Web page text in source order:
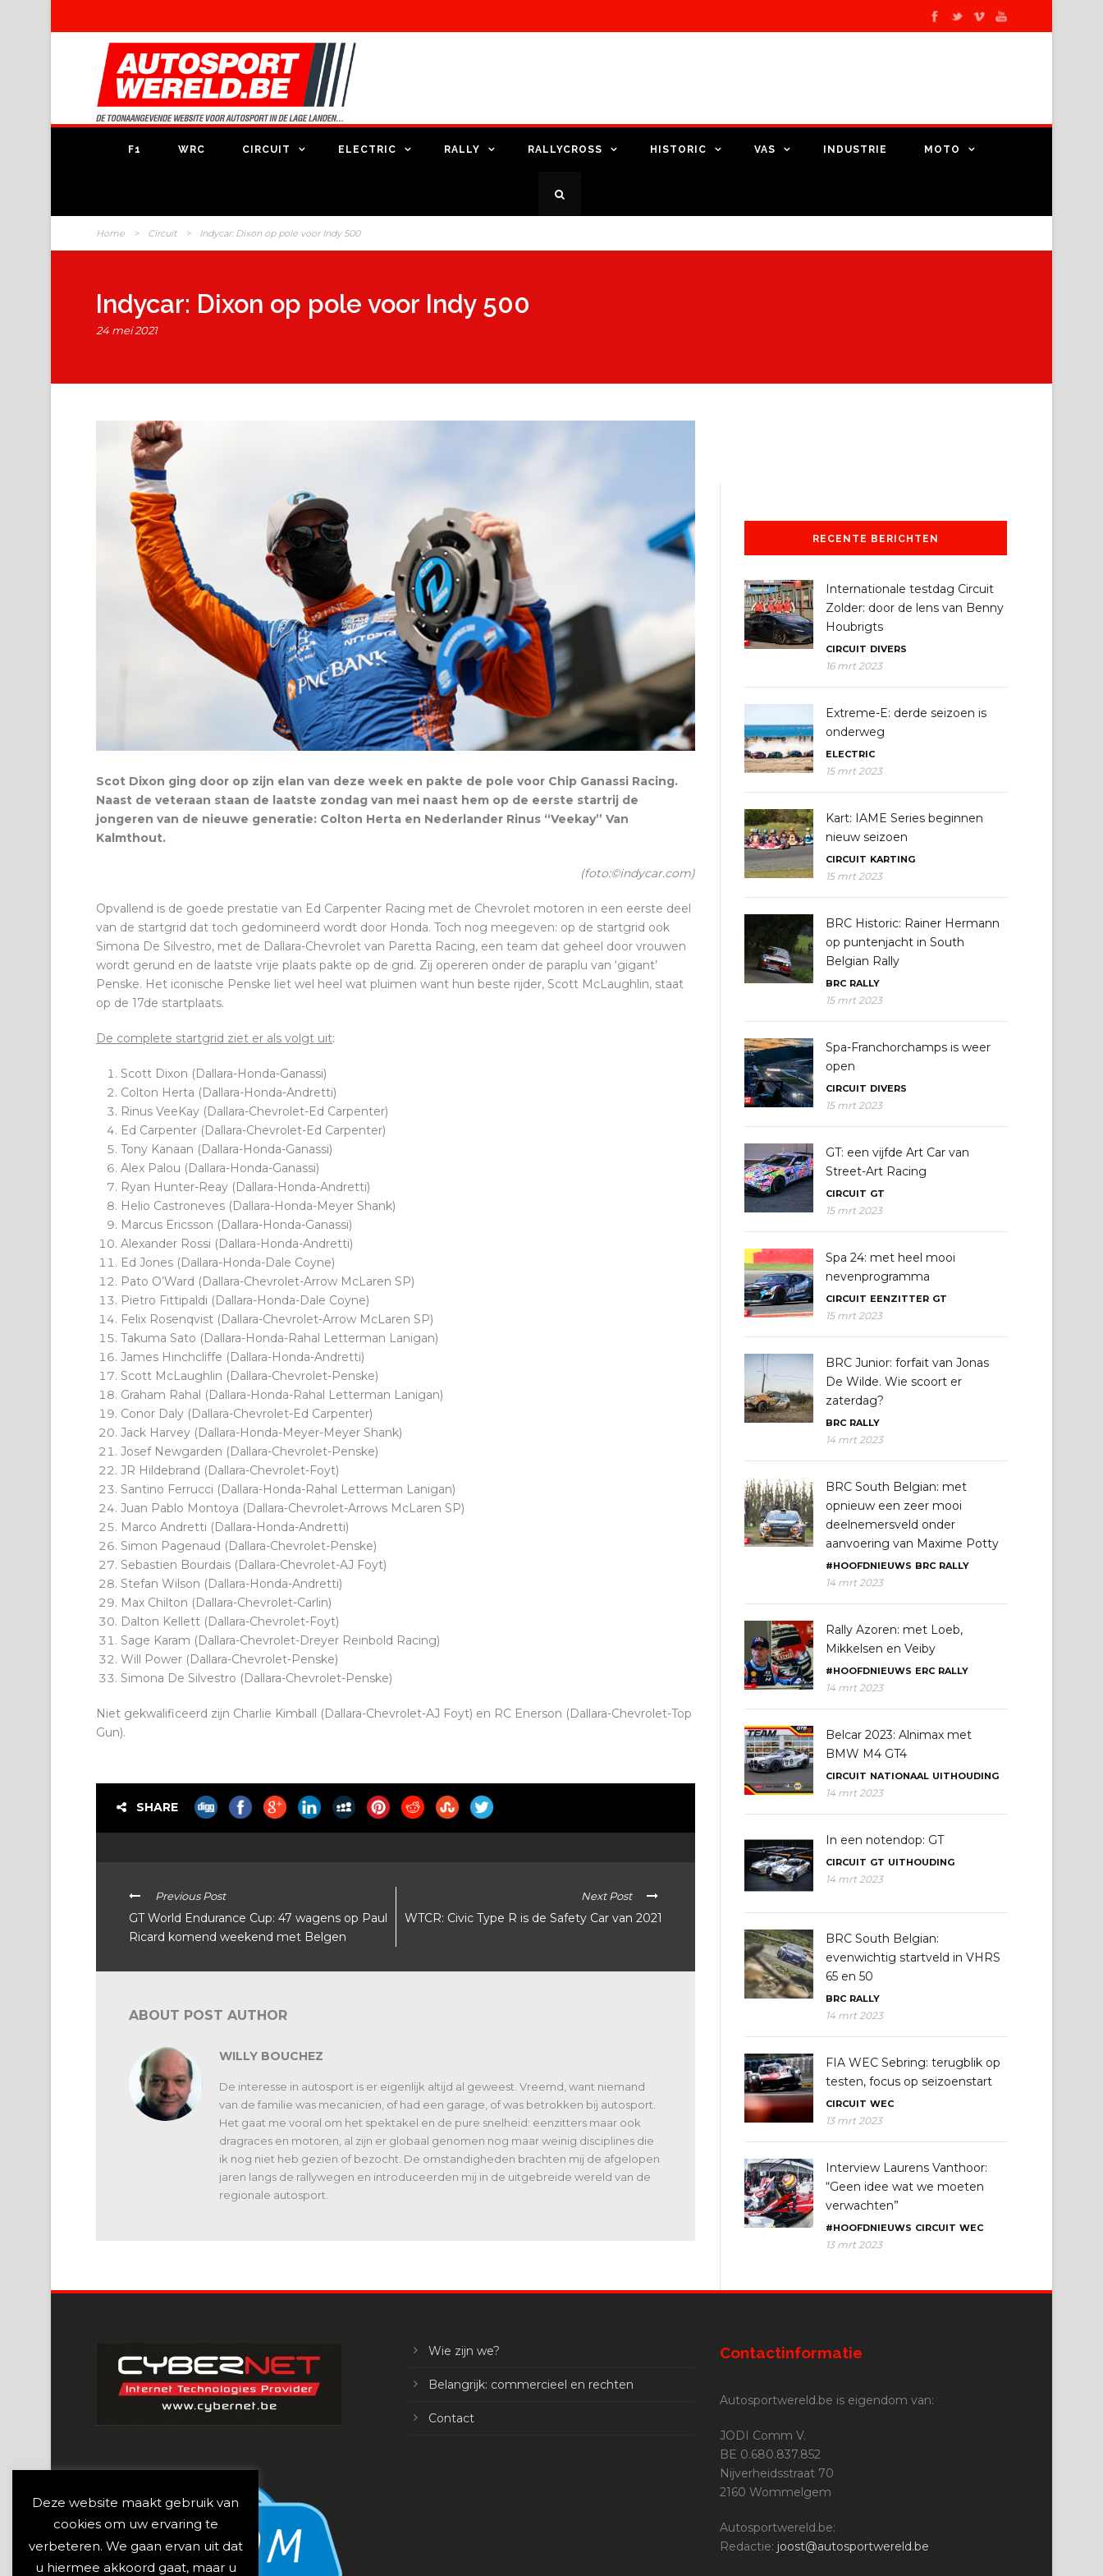
F1 WRC CIRCUIT ELECTRIC RALLY RALLYCROSS HISTORIC VAS INDUSTRIE MOTO
Home > Circuit > Indycar: Dixon op pole voor Indy 500
Indycar: Dixon op pole voor Indy 500
24 mei 2021
Scot Dixon ging door op zijn elan van deze week en pakte de pole voor Chip Ganassi Racing.
Naast de veteraan staan de laatste zondag van mei naast hem op de eerste startrij de
jongeren van de nieuwe generatie: Colton Herta en Nederlander Rinus “Veekay” Van
Kalmthout.
(foto:©indycar.com)
Opvallend is de goede prestatie van Ed Carpenter Racing met de Chevrolet motoren in een eerste deel
van de startgrid dat toch gedomineerd wordt door Honda. Toch nog meegeven: op de startgrid ook
Simona De Silvestro, met de Dallara-Chevrolet van Paretta Racing, een team dat geheel door vrouwen
wordt gerund en de laatste vrije plaats pakte op de grid. Zij opereren onder de paraplu van ‘gigant’
Penske. Het iconische Penske liet wel heel wat pluimen want hun beste rijder, Scott McLaughlin, staat
op de 17de startplaats.
De complete startgrid ziet er als volgt uit:
Scott Dixon (Dallara-Honda-Ganassi)
Colton Herta (Dallara-Honda-Andretti)
Rinus VeeKay (Dallara-Chevrolet-Ed Carpenter)
Ed Carpenter (Dallara-Chevrolet-Ed Carpenter)
Tony Kanaan (Dallara-Honda-Ganassi)
Alex Palou (Dallara-Honda-Ganassi)
Ryan Hunter-Reay (Dallara-Honda-Andretti)
Helio Castroneves (Dallara-Honda-Meyer Shank)
Marcus Ericsson (Dallara-Honda-Ganassi)
Alexander Rossi (Dallara-Honda-Andretti)
Ed Jones (Dallara-Honda-Dale Coyne)
Pato O’Ward (Dallara-Chevrolet-Arrow McLaren SP)
Pietro Fittipaldi (Dallara-Honda-Dale Coyne)
Felix Rosenqvist (Dallara-Chevrolet-Arrow McLaren SP)
Takuma Sato (Dallara-Honda-Rahal Letterman Lanigan)
James Hinchcliffe (Dallara-Honda-Andretti)
Scott McLaughlin (Dallara-Chevrolet-Penske)
Graham Rahal (Dallara-Honda-Rahal Letterman Lanigan)
Conor Daly (Dallara-Chevrolet-Ed Carpenter)
Jack Harvey (Dallara-Honda-Meyer-Meyer Shank)
Josef Newgarden (Dallara-Chevrolet-Penske)
JR Hildebrand (Dallara-Chevrolet-Foyt)
Santino Ferrucci (Dallara-Honda-Rahal Letterman Lanigan)
Juan Pablo Montoya (Dallara-Chevrolet-Arrows McLaren SP)
Marco Andretti (Dallara-Honda-Andretti)
Simon Pagenaud (Dallara-Chevrolet-Penske)
Sebastien Bourdais (Dallara-Chevrolet-AJ Foyt)
Stefan Wilson (Dallara-Honda-Andretti)
Max Chilton (Dallara-Chevrolet-Carlin)
Dalton Kellett (Dallara-Chevrolet-Foyt)
Sage Karam (Dallara-Chevrolet-Dreyer Reinbold Racing)
Will Power (Dallara-Chevrolet-Penske)
Simona De Silvestro (Dallara-Chevrolet-Penske)
Niet gekwalificeerd zijn Charlie Kimball (Dallara-Chevrolet-AJ Foyt) en RC Enerson (Dallara-Chevrolet-Top
Gun).
SHARE
Previous Post
GT World Endurance Cup: 47 wagens op Paul
Ricard komend weekend met Belgen
Next Post
WTCR: Civic Type R is de Safety Car van 2021
ABOUT POST AUTHOR
WILLY BOUCHEZ
De interesse in autosport is er eigenlijk altijd al geweest. Vreemd, want niemand
van de familie was mecanicien, of had een garage, of was betrokken bij autosport.
Het gaat me vooral om het spektakel en de pure snelheid: eenzitters maar ook
dragraces en motoren, al zijn er globaal genomen nog maar weinig disciplines die
ik nog niet heb gezien of bezocht. De omstandigheden brachten mij de afgelopen
jaren langs de rallywegen en introduceerden mij in de uitgebreide wereld van de
regionale autosport.
RECENTE BERICHTEN
Internationale testdag Circuit
Zolder: door de lens van Benny
Houbrigts
CIRCUIT DIVERS
16 mrt 2023
Extreme-E: derde seizoen is
onderweg
ELECTRIC
15 mrt 2023
Kart: IAME Series beginnen
nieuw seizoen
CIRCUIT KARTING
15 mrt 2023
BRC Historic: Rainer Hermann
op puntenjacht in South
Belgian Rally
BRC RALLY
15 mrt 2023
Spa-Franchorchamps is weer
open
CIRCUIT DIVERS
15 mrt 2023
GT: een vijfde Art Car van
Street-Art Racing
CIRCUIT GT
15 mrt 2023
Spa 24: met heel mooi
nevenprogramma
CIRCUIT EENZITTER GT
15 mrt 2023
BRC Junior: forfait van Jonas
De Wilde. Wie scoort er
zaterdag?
BRC RALLY
14 mrt 2023
BRC South Belgian: met
opnieuw een zeer mooi
deelnemersveld onder
aanvoering van Maxime Potty
#HOOFDNIEUWS BRC RALLY
14 mrt 2023
Rally Azoren: met Loeb,
Mikkelsen en Veiby
#HOOFDNIEUWS ERC RALLY
14 mrt 2023
Belcar 2023: Alnimax met
BMW M4 GT4
CIRCUIT NATIONAAL UITHOUDING
14 mrt 2023
In een notendop: GT
CIRCUIT GT UITHOUDING
14 mrt 2023
BRC South Belgian:
evenwichtig startveld in VHRS
65 en 50
BRC RALLY
14 mrt 2023
FIA WEC Sebring: terugblik op
testen, focus op seizoenstart
CIRCUIT WEC
13 mrt 2023
Interview Laurens Vanthoor:
“Geen idee wat we moeten
verwachten”
#HOOFDNIEUWS CIRCUIT WEC
13 mrt 2023
Wie zijn we?
Belangrijk: commercieel en rechten
Contact
Contactinformatie
Autosportwereld.be is eigendom van:
JODI Comm V.
BE 0.680.837.852
Nijverheidsstraat 70
2160 Wommelgem
Autosportwereld.be:
Redactie: joost@autosportwereld.be
Deze website maakt gebruik van
cookies om uw ervaring te
verbeteren. We gaan ervan uit dat
u hiermee akkoord gaat, maar u